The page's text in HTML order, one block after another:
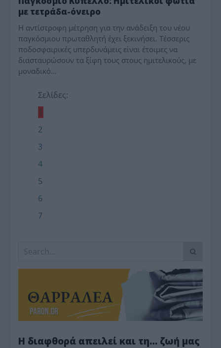
με τετράδα-όνειρο
Η αντίστροφη μέτρηση για την ανάδειξη του νέου
παγκόσμιου πρωταθλητή έχει ξεκινήσει. Τέσσερις
ποδοσφαιρικές υπερδυνάμεις είναι έτοιμες να
διασταυρώσουν τα ξίφη τους στους ημιτελικούς, με
μοναδικό…
Σελίδες:
1
2
3
4
5
6
7
Η διαφθορά απειλεί και τη… ζωή μας